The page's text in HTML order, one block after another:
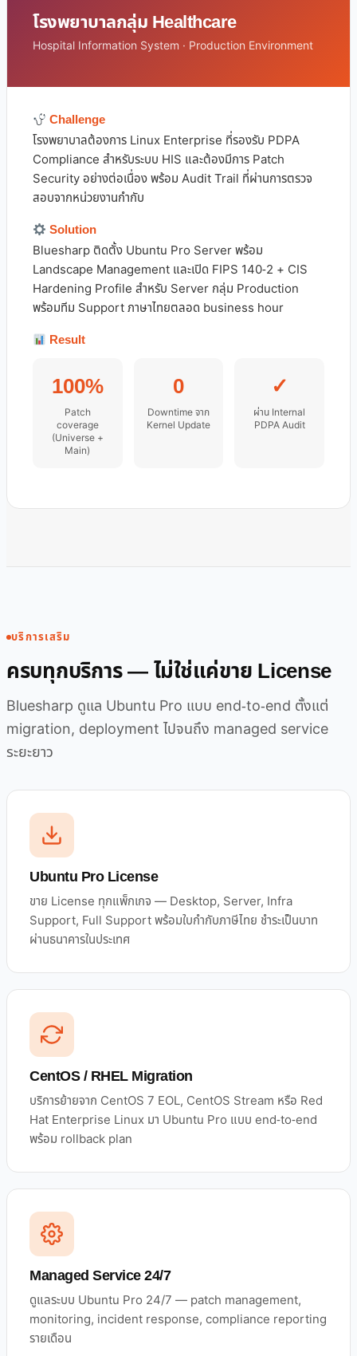
โรงพยาบาลกลุ่ม Healthcare
Hospital Information System · Production Environment
Challenge
โรงพยาบาลต้องการ Linux Enterprise ที่รองรับ PDPA
Compliance สำหรับระบบ HIS และต้องมีการ Patch
Security อย่างต่อเนื่อง พร้อม Audit Trail ที่ผ่านการตรวจ
สอบจากหน่วยงานกำกับ
Solution
Bluesharp ติดตั้ง Ubuntu Pro Server พร้อม
Landscape Management และเปิด FIPS 140-2 + CIS
Hardening Profile สำหรับ Server กลุ่ม Production
พร้อมทีม Support ภาษาไทยตลอด business hour
Result
100%
Patch
coverage
(Universe +
Main)
0
Downtime จาก
Kernel Update
✓
ผ่าน Internal
PDPA Audit
บริการเสริม
ครบทุกบริการ — ไม่ใช่แค่ขาย License
Bluesharp ดูแล Ubuntu Pro แบบ end-to-end ตั้งแต่
migration, deployment ไปจนถึง managed service
ระยะยาว
Ubuntu Pro License
ขาย License ทุกแพ็กเกจ — Desktop, Server, Infra
Support, Full Support พร้อมใบกำกับภาษีไทย ชำระเป็นบาท
ผ่านธนาคารในประเทศ
CentOS / RHEL Migration
บริการย้ายจาก CentOS 7 EOL, CentOS Stream หรือ Red
Hat Enterprise Linux มา Ubuntu Pro แบบ end-to-end
พร้อม rollback plan
Managed Service 24/7
ดูแลระบบ Ubuntu Pro 24/7 — patch management,
monitoring, incident response, compliance reporting
รายเดือน